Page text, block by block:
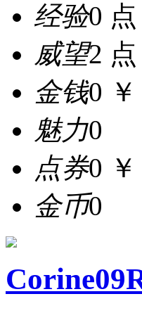
经验0 点
威望2 点
金钱0 ￥
魅力0
点券0 ￥
金币0